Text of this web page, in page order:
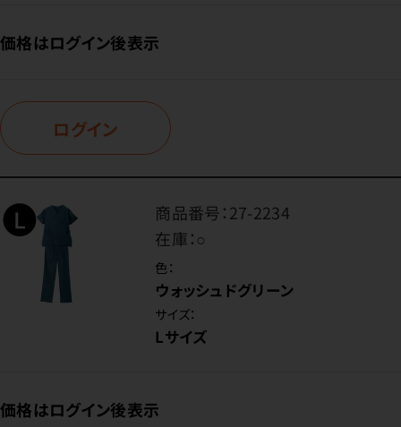
価格はログイン後表示
ログイン
商品番号：27-2234
在庫：○
色：
ウォッシュドグリーン
サイズ：
Lサイズ
価格はログイン後表示